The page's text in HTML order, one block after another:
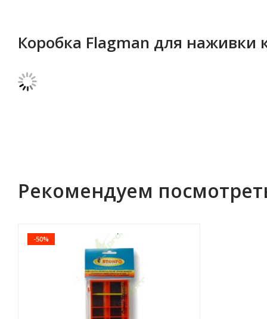
Коробка Flagman для наживки
Рекомендуем
-50%